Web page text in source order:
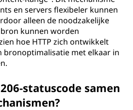
en servers flexibeler kunnen
alleen de noodzakelijke
kunnen worden
hoe HTTP zich ontwikkelt
met elkaar in
statuscode samen